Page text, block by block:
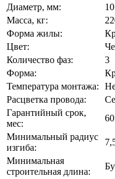
Диаметр, мм:
Масса, кг:
Форма жилы:
Цвет:
Количество фаз:
3
Форма:
Температура монтажа:
Расцветка провода:
Гарантийный срок,
мес:
60
Минимальный радиус
изгиба:
Минимальная
строительная длина: